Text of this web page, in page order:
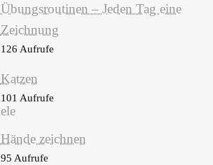
Übungsroutinen – Jeden Tag eine
Zeichnung
126 Aufrufe
Katzen
101 Aufrufe
Hände zeichnen
95 Aufrufe